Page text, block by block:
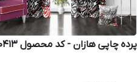
پرده چاپی هازان - کد محصول 20413